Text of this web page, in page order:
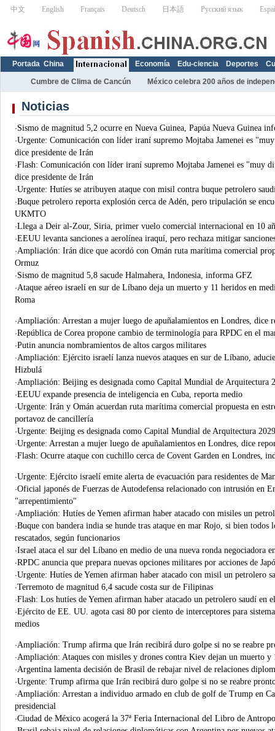
Portada China Economía Edu-ciencia Deportes
Cumbre de Clima de Cancún México celebra 200 años de
Noticias
·Sismo de magnitud 5,2 ocurre en Nueva Guinea, Papúa Nueva Guinea
·Urgente: Comunicación con líder iraní supremo Mojtaba Jamenei es
dice presidente de Irán
·Flash: Comunicación con líder iraní supremo Mojtaba Jamenei es "muy
dice presidente de Irán
·Urgente: Hutíes se atribuyen ataque con misil contra buque petrolero
·Buque petrolero reporta explosión cerca de Adén, pero tripulación se
UKMTO
·Llega a Deir al-Zour, Siria, primer vuelo comercial internacional en 10
·EEUU levanta sanciones a aerolínea iraquí, pero rechaza mitigar
·Ampliación: Irán dice que acordó con Omán ruta marítima comercial
Ormuz
·Sismo de magnitud 5,8 sacude Halmahera, Indonesia, informa GFZ
·Ataque aéreo israelí en sur de Líbano deja un muerto y 11 heridos en
Roma
·Ampliación: Arrestan a mujer luego de apuñalamientos en Londres, dice
·República de Corea propone cambio de terminología para RPDC en el
·Putin anuncia nombramientos de altos cargos militares
·Ampliación: Ejército israelí lanza nuevos ataques en sur de Líbano,
Hizbulá
·Ampliación: Beijing es designada como Capital Mundial de Arquitectura
·EEUU expande presencia de inteligencia en Cuba, reporta medio
·Urgente: Irán y Omán acuerdan ruta marítima comercial propuesta en
portavoz de cancillería
·Urgente: Beijing es designada como Capital Mundial de Arquitectura
·Urgente: Arrestan a mujer luego de apuñalamientos en Londres, dice
·Flash: Ocurre ataque con cuchillo cerca de Covent Garden en Londres,
·Urgente: Ejército israelí emite alerta de evacuación para residentes de
·Oficial japonés de Fuerzas de Autodefensa relacionado con intrusión en
"arrepentimiento"
·Ampliación: Hutíes de Yemen afirman haber atacado con misiles un
·Buque con bandera india se hunde tras ataque en mar Rojo, si bien todos
rescatados, según funcionarios
·Israel ataca el sur del Líbano en medio de una nueva ronda negociadora
·RPDC anuncia que prepara nuevas opciones militares por acciones de
·Urgente: Hutíes de Yemen afirman haber atacado con misil un petrolero
·Terremoto de magnitud 6,4 sacude costa sur de Filipinas
·Flash: Los hutíes de Yemen afirman haber atacado un petrolero saudí en
·Ejército de EE. UU. agota casi 80 por ciento de interceptores para
medios
·Ampliación: Trump afirma que Irán recibirá duro golpe si no se reabre
·Ampliación: Ataques con misiles y drones contra Kiev dejan un muerto y
·Argentina lamenta decisión de Brasil de rebajar nivel de relaciones
·Urgente: Trump afirma que Irán recibirá duro golpe si no se reabre
·Ampliación: Arrestan a individuo armado en club de golf de Trump en
presidencial
·Ciudad de México acogerá la 37ª Feria Internacional del Libro de